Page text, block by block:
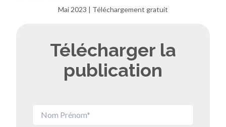
Mai 2023 | Téléchargement gratuit
Télécharger la
publication